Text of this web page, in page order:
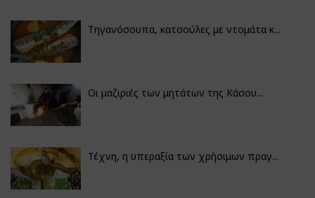
Τηγανόσουπα, κατσούλες με ντομάτα κ...
Οι μαζιριές των μητάτων της Κάσου...
Τέχνη, η υπεραξία των χρήσιμων πραγ...